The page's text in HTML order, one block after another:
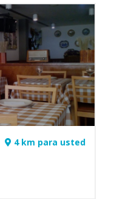
4 km para usted